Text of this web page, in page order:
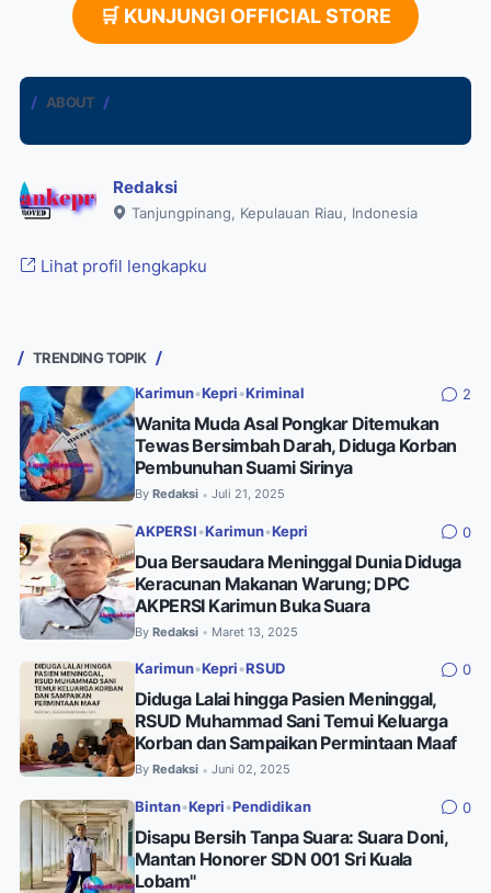
🛒 KUNJUNGI OFFICIAL STORE
ABOUT
Redaksi
Tanjungpinang, Kepulauan Riau, Indonesia
Lihat profil lengkapku
TRENDING TOPIK
Karimun•Kepri •Kriminal 2
Wanita Muda Asal Pongkar Ditemukan
Tewas Bersimbah Darah, Diduga Korban
Pembunuhan Suami Sirinya
By Redaksi • Juli 21, 2025
AKPERSI •Karimun•Kepri 0
Dua Bersaudara Meninggal Dunia Diduga
Keracunan Makanan Warung; DPC
AKPERSI Karimun Buka Suara
By Redaksi • Maret 13, 2025
Karimun•Kepri •RSUD 0
Diduga Lalai hingga Pasien Meninggal,
RSUD Muhammad Sani Temui Keluarga
Korban dan Sampaikan Permintaan Maaf
By Redaksi • Juni 02, 2025
Bintan•Kepri •Pendidikan 0
Disapu Bersih Tanpa Suara: Suara Doni,
Mantan Honorer SDN 001 Sri Kuala
Lobam"